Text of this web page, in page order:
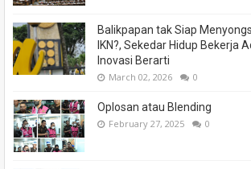
Balikpapan tak Siap
IKN?, Sekedar Hidup Bekerja
Inovasi Berarti
March 02, 2026 0
Oplosan atau Blending
February 27, 2025 0